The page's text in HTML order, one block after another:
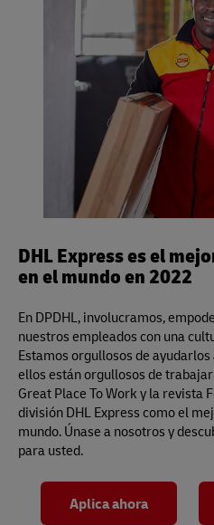
Centímetros/Kilogramos:
Pulgadas/Libras: Longitud x
DHL Express es el
en el mundo en 2022
En DPDHL, involucramos,
nuestros empleados con una
Estamos orgullosos de
ellos están orgullosos de
Great Place To Work y la revista
división DHL Express como el
mundo. Únase a nosotros y
para usted.
Aplica ahora